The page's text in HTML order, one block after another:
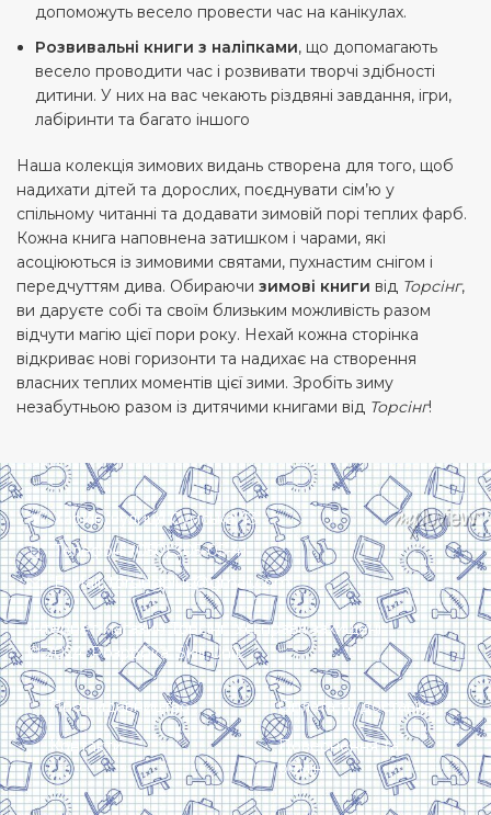
допоможуть весело провести час на канікулах.
Розвивальні книги з наліпками, що допомагають
весело проводити час і розвивати творчі здібності
дитини. У них на вас чекають різдвяні завдання, ігри,
лабіринти та багато іншого
Наша колекція зимових видань створена для того, щоб
надихати дітей та дорослих, поєднувати сім’ю у
спільному читанні та додавати зимовій порі теплих фарб.
Кожна книга наповнена затишком і чарами, які
асоціюються із зимовими святами, пухнастим снігом і
передчуттям дива. Обираючи зимові книги від Торсінг,
ви даруєте собі та своїм близьким можливість разом
відчути магію цієї пори року. Нехай кожна сторінка
відкриває нові горизонти та надихає на створення
власних теплих моментів цієї зими. Зробіть зиму
незабутньою разом із дитячими книгами від Торсінг!
Харків, вулиця Сумська, 13
Телефон: (050) 305-05-41
E-Mail: torsingplus@gmail.com
Інтернет-магазин Торсінг. Усі права захищені
© 2024. Розробка:Skill Unit
Про видавництво
Контакти
Оплата та доставка
Повернення та
обмін